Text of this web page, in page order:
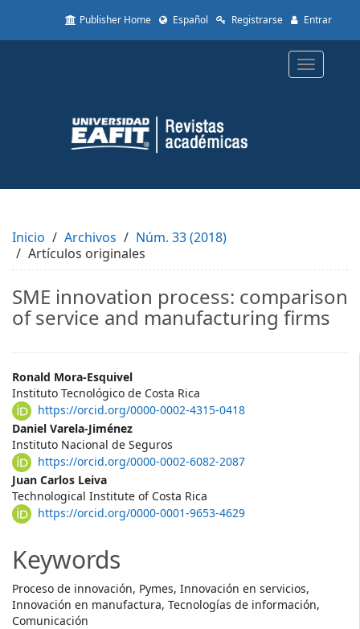
to
Content
Sidebar
Publisher Home Español Registrarse Entrar
Toggle
Inicio Archivos
Núm. 33 (2018)
Artículos originales
SME innovation process: comparison
of service and manufacturing firms
Main
Article
Content
Ronald Mora-Esquivel
Instituto Tecnológico de Costa Rica
https://orcid.org/0000-0002-4315-0418
Daniel Varela-Jiménez
Instituto Nacional de Seguros
https://orcid.org/0000-0002-6082-2087
Juan Carlos Leiva
Technological Institute of Costa Rica
https://orcid.org/0000-0001-9653-4629
Keywords
Proceso de innovación, Pymes, Innovación en servicios,
Innovación en manufactura, Tecnologías de información,
Comunicación